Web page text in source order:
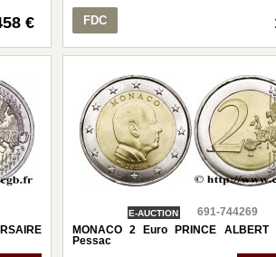
€ FDC
E-AUCTION
691-744269
MONACO 2 Euro PRINCE ALBERT
Pessac